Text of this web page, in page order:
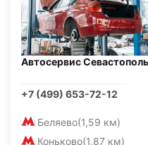
Автосервис
+7 (499) 653-72-12
Беляево(1,59 км)
Коньково(1,87 км)